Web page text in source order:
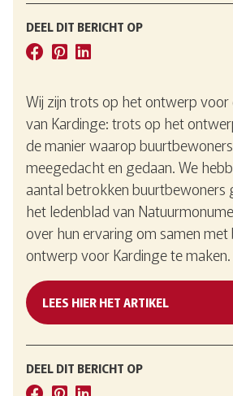
DEEL DIT BERICHT OP
Wij zijn trots op het ontwerp voor
van Kardinge: trots op het
de manier waarop
meegedacht en gedaan. We
aantal betrokken buurtbewoners
het ledenblad van
over hun ervaring om samen
ontwerp voor Kardinge te maken.
LEES HIER HET ARTIKEL
DEEL DIT BERICHT OP